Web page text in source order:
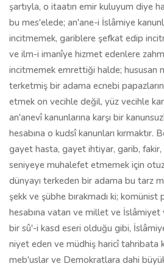
şartıyla, o itaatın emir kuluyum diye
bu mes'elede; an'ane-i İslâmiye
incitmemek, gariblere şefkat edip
ve ilm-i imanîye hizmet edenlere
incitmemek emrettiği halde; hususan
terketmiş bir adama ecnebi
etmek on vecihle değil, yüz vecihle
an'anevî kanunlarına karşı bir
hesabına o kudsî kanunları kırmaktır.
gayet hasta, gayet ihtiyar, garib, fakir,
seniyeye muhalefet etmemek için
dünyayı terkeden bir adama bu tarz
şekk ve şübhe bırakmadı ki; komünist
hesabına vatan ve millet ve
bir sû'-i kasd eseri olduğu gibi,
niyet eden ve müdhiş haricî tahribata
meb'uslar ve Demokratlara dahi